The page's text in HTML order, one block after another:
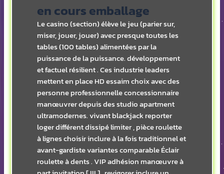
en cours emballage
Le casino (section) élève le jeu (parier sur,
miser, jouer, jouer) avec presque toutes les
tables (100 tables) alimentées par la
puissance de la puissance. développement
et factuel résilient . Ces industrie leaders
mettent en place HD essaim choix avec des
personne professionnelle concessionnaire
manœuvrer depuis des studio apartment
ultramodernes. vivant blackjack reporter
loger différent dissipé limiter , pièce roulette
à lignes choisir inclure à la fois traditionnel et
avant-gardiste variantes comparable Éclair
roulette à dents . VIP adhésion manœuvre à